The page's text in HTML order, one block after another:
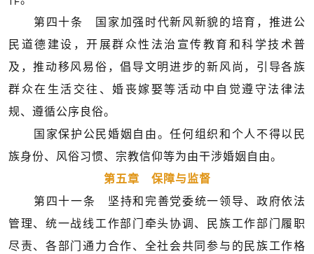
第四十条 国家加强时代新风新貌的培育，推进公
民道德建设，开展群众性法治宣传教育和科学技术普
及，推动移风易俗，倡导文明进步的新风尚，引导各族
群众在生活交往、婚丧嫁娶等活动中自觉遵守法律法
规、遵循公序良俗。
国家保护公民婚姻自由。任何组织和个人不得以民
族身份、风俗习惯、宗教信仰等为由干涉婚姻自由。
第五章 保障与监督
第四十一条 坚持和完善党委统一领导、政府依法
管理、统一战线工作部门牵头协调、民族工作部门履职
尽责、各部门通力合作、全社会共同参与的民族工作格